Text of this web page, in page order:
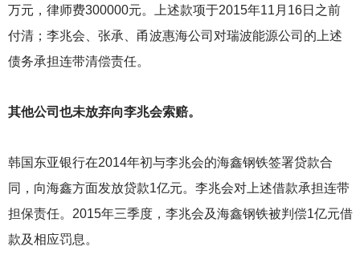
万元，律师费300000元。上述款项于2015年11月16日之前
付清；李兆会、张承、甬波惠海公司对瑞波能源公司的上述
债务承担连带清偿责任。
其他公司也未放弃向李兆会索赔。
韩国东亚银行在2014年初与李兆会的海鑫钢铁签署贷款合
同，向海鑫方面发放贷款1亿元。李兆会对上述借款承担连带
担保责任。2015年三季度，李兆会及海鑫钢铁被判偿1亿元借
款及相应罚息。